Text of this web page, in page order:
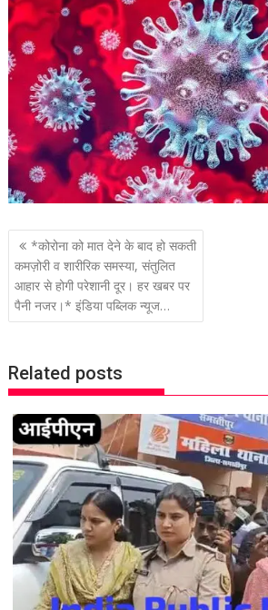
P
o
s
t
a
v
i
g
a
t
i
o
n
*कोरोना को मात देने के बाद हो सकती
कमज़ोरी व शारीरिक समस्या, संतुलित
आहार से होगी परेशानी दूर। हर खबर पर
पैनी नजर।* इंडिया पब्लिक न्यूज…
Related posts